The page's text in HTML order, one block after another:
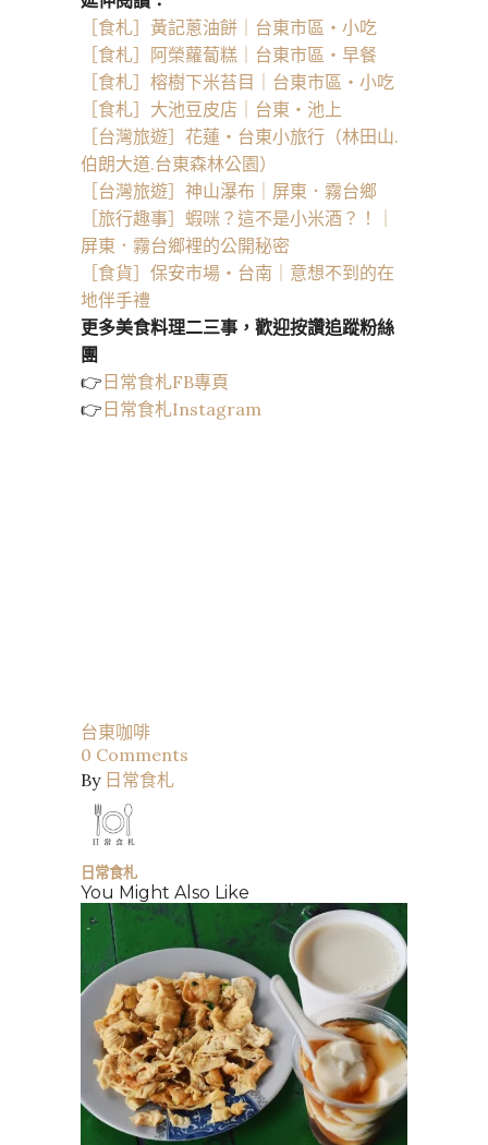
［食札］黃記蔥油餅｜台東市區・小吃
［食札］阿榮蘿蔔糕｜台東市區・早餐
［食札］榕樹下米苔目｜台東市區・小吃
［食札］大池豆皮店｜台東・池上
［台灣旅遊］花蓮・台東小旅行（林田山.
伯朗大道.台東森林公園）
［台灣旅遊］神山瀑布｜屏東．霧台鄉
［旅行趣事］蝦咪？這不是小米酒？！｜
屏東．霧台鄉裡的公開秘密
［食貨］保安市場・台南｜意想不到的在
地伴手禮
更多美食料理二三事，歡迎按讚追蹤粉絲
團
👉日常食札FB專頁
👉日常食札Instagram
台東咖啡
0 Comments
By 日常食札
日常食札
You Might Also Like